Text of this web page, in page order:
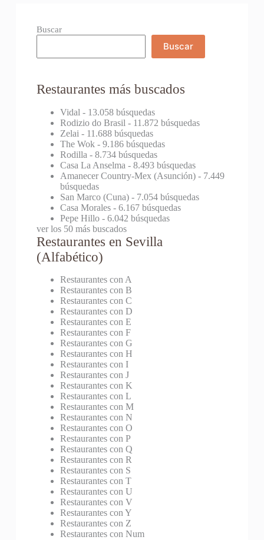
Buscar
Buscar
Restaurantes más buscados
Vidal - 13.058 búsquedas
Rodizio do Brasil - 11.872 búsquedas
Zelai - 11.688 búsquedas
The Wok- 9.186 búsquedas
Rodilla - 8.734 búsquedas
Casa La Anselma - 8.493 búsquedas
Amanecer Country-Mex (Asunción)- 7.449
búsquedas
San Marco (Cuna)- 7.054 búsquedas
Casa Morales- 6.167 búsquedas
Pepe Hillo- 6.042 búsquedas
ver los 50 más buscados
Restaurantes en Sevilla
(Alfabético)
Restaurantes con A
Restaurantes con B
Restaurantes con C
Restaurantes con D
Restaurantes con E
Restaurantes con F
Restaurantes con G
Restaurantes con H
Restaurantes con I
Restaurantes con J
Restaurantes con K
Restaurantes con L
Restaurantes con M
Restaurantes con N
Restaurantes con O
Restaurantes con P
Restaurantes con Q
Restaurantes con R
Restaurantes con S
Restaurantes con T
Restaurantes con U
Restaurantes con V
Restaurantes con Y
Restaurantes con Z
Restaurantes con Num